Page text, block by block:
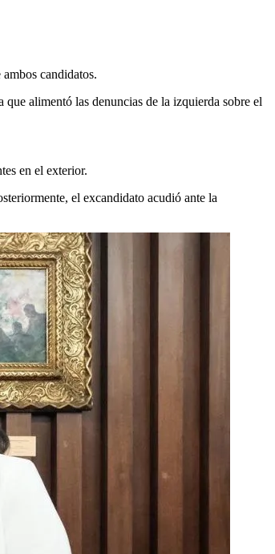
candidatos.
que alimentó las denuncias de la izquierda sobre el
en el exterior.
el excandidato acudió ante la